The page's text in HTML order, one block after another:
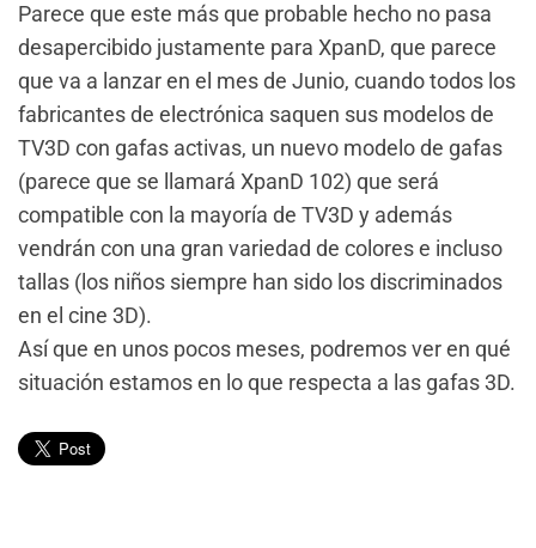
Parece que este más que probable hecho no pasa
desapercibido justamente para XpanD, que parece
que va a lanzar en el mes de Junio, cuando todos los
fabricantes de electrónica saquen sus modelos de
TV3D con gafas activas, un nuevo modelo de gafas
(parece que se llamará XpanD 102) que será
compatible con la mayoría de TV3D y además
vendrán con una gran variedad de colores e incluso
tallas (los niños siempre han sido los discriminados
en el cine 3D).
Así que en unos pocos meses, podremos ver en qué
situación estamos en lo que respecta a las gafas 3D.